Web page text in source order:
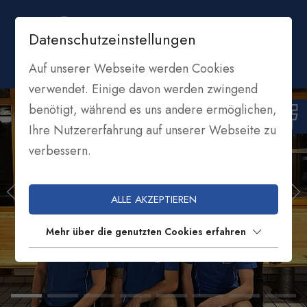
ASV WELSCHNOFEN
FUSSBALL
Datenschutzeinstellungen
Auf unserer Webseite werden Cookies
verwendet. Einige davon werden zwingend
benötigt, während es uns andere ermöglichen,
Ihre Nutzererfahrung auf unserer Webseite zu
verbessern.
ALLE AKZEPTIEREN
Mehr über die genutzten Cookies erfahren